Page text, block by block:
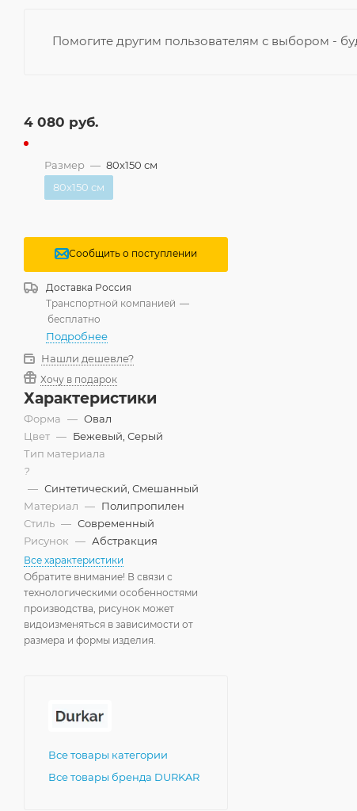
Помогите другим пользователям с выбором -
4 080 руб.
Размер — 80x150 см
80x150 см
Сообщить о поступлении
Доставка Россия
Транспортной компанией —
бесплатно
Подробнее
Нашли дешевле?
Хочу в подарок
Характеристики
Форма — Овал
Цвет — Бежевый, Серый
Тип материала
?
— Синтетический, Смешанный
Материал — Полипропилен
Стиль — Современный
Рисунок — Абстракция
Все характеристики
Обратите внимание! В связи с
технологическими особенностями
производства, рисунок может
видоизменяться в зависимости от
размера и формы изделия.
Все товары категории
Все товары бренда DURKAR